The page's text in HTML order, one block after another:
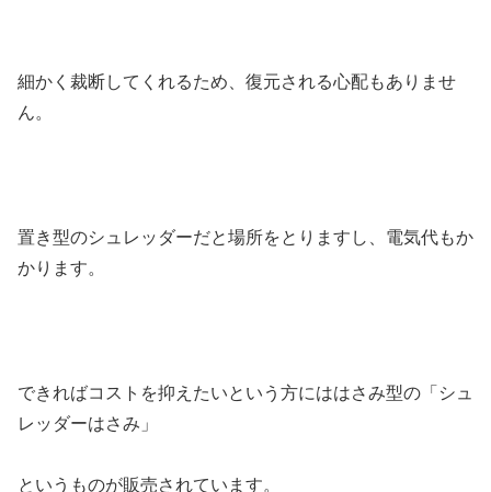
細かく裁断してくれるため、復元される心配もありませ
ん。
置き型のシュレッダーだと場所をとりますし、電気代もか
かります。
できればコストを抑えたいという方にははさみ型の「シュ
レッダーはさみ」
というものが販売されています。